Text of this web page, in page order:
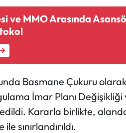
ve MMO Arasında
Basmane Çukuru
İmar Planı Değişikliği
Kararla birlikte,
sınırlandırıldı.